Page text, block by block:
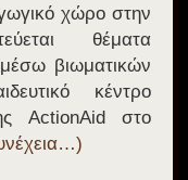
χώρο στην
θέματα
βιωματικών
κέντρο
ActionAid στο